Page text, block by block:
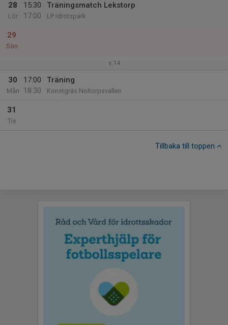
28
Lör
15:30
17:00
Träningsmatch Lekstorp
LP idrotspark
29
Sön
v.14
30
Mån
17:00
18:30
Träning
Konstgräs Noltorpsvallen
31
Tis
Tillbaka till toppen